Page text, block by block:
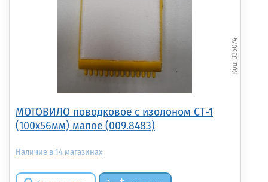
МОТОВИЛО поводковое с изолоном СТ-1
(100х56мм) малое (009.8483)
335074
14